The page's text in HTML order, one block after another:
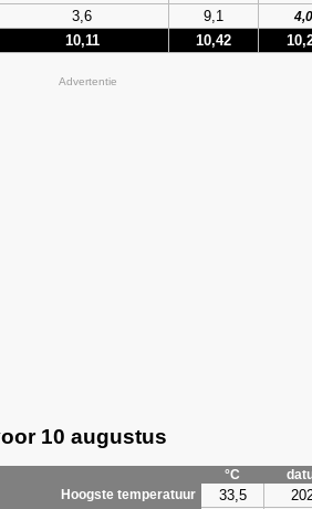
3,6 9,1 4,0
10,11 10,42
Advertentie
10 augustus
°C
Hoogste temperatuur
33,5